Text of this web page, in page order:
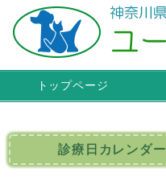
トップページ
診療日カレンダー